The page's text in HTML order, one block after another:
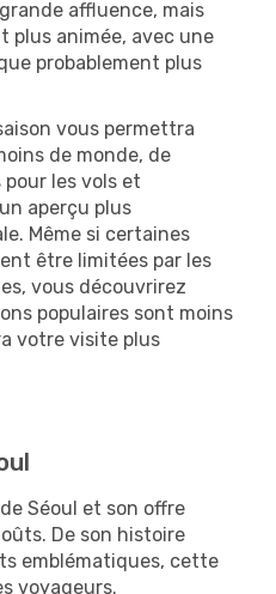
affluence, mais
plus animée, avec une
probablement plus
vous permettra
de monde, de
les vols et
aperçu plus
Même si certaines
être limitées par les
vous découvrirez
populaires sont moins
votre visite plus
Séoul et son offre
De son histoire
emblématiques, cette
voyageurs.